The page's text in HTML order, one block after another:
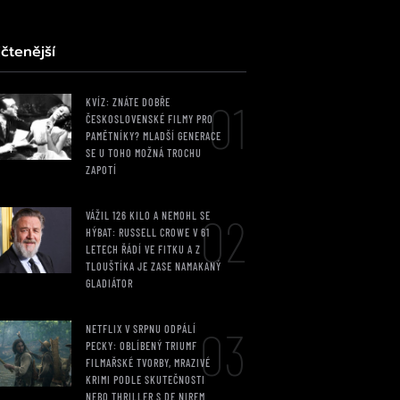
KVÍZ: ZNÁTE DOBŘE
ČESKOSLOVENSKÉ FILMY PRO
PAMĚTNÍKY? MLADŠÍ GENERACE
SE U TOHO MOŽNÁ TROCHU
ZAPOTÍ
01
VÁŽIL 126 KILO A NEMOHL SE
HÝBAT: RUSSELL CROWE V 61
LETECH ŘÁDÍ VE FITKU A Z
TLOUŠTÍKA JE ZASE NAMAKANÝ
GLADIÁTOR
02
NETFLIX V SRPNU ODPÁLÍ
PECKY: OBLÍBENÝ TRIUMF
FILMAŘSKÉ TVORBY, MRAZIVÉ
KRIMI PODLE SKUTEČNOSTI
NEBO THRILLER S DE NIREM
03